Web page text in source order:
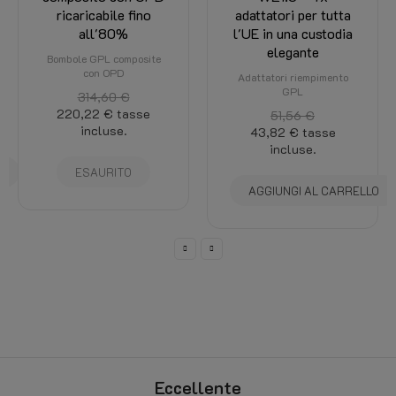
adattatori per tutta
l'UE in una custodia
elegante
Adattatori riempimento
GPL
51,56 €
43,82 € tasse
ricaricabile fino
all'80%
Bombole GPL composite
con OPD
366,63 €
256,64 € tasse
incluse.
Eccellente